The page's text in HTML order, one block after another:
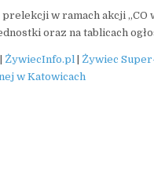
w ramach akcji „CO
oraz na tablicach
ŻywiecInfo.pl Żywiec
w Katowicach